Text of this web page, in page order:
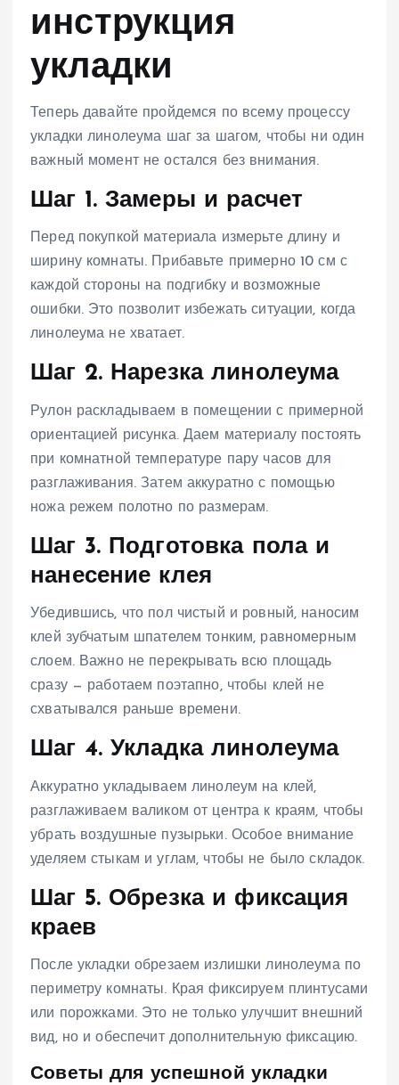
инструкция
укладки
Теперь давайте пройдемся по всему процессу
укладки линолеума шаг за шагом, чтобы ни один
важный момент не остался без внимания.
Шаг 1. Замеры и расчет
Перед покупкой материала измерьте длину и
ширину комнаты. Прибавьте примерно 10 см с
каждой стороны на подгибку и возможные
ошибки. Это позволит избежать ситуации, когда
линолеума не хватает.
Шаг 2. Нарезка линолеума
Рулон раскладываем в помещении с примерной
ориентацией рисунка. Даем материалу постоять
при комнатной температуре пару часов для
разглаживания. Затем аккуратно с помощью
ножа режем полотно по размерам.
Шаг 3. Подготовка пола и
нанесение клея
Убедившись, что пол чистый и ровный, наносим
клей зубчатым шпателем тонким, равномерным
слоем. Важно не перекрывать всю площадь
сразу — работаем поэтапно, чтобы клей не
схватывался раньше времени.
Шаг 4. Укладка линолеума
Аккуратно укладываем линолеум на клей,
разглаживаем валиком от центра к краям, чтобы
убрать воздушные пузырьки. Особое внимание
уделяем стыкам и углам, чтобы не было складок.
Шаг 5. Обрезка и фиксация
краев
После укладки обрезаем излишки линолеума по
периметру комнаты. Края фиксируем плинтусами
или порожками. Это не только улучшит внешний
вид, но и обеспечит дополнительную фиксацию.
Советы для успешной укладки